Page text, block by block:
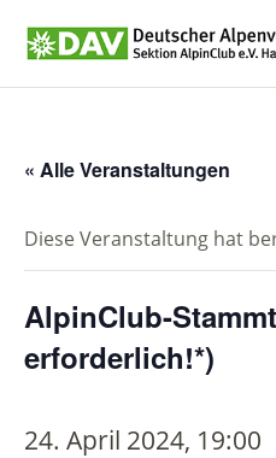
« Alle Veranstaltungen
Diese Veranstaltung hat
AlpinClub-
erforderlich!*)
24. April 2024, 19:00